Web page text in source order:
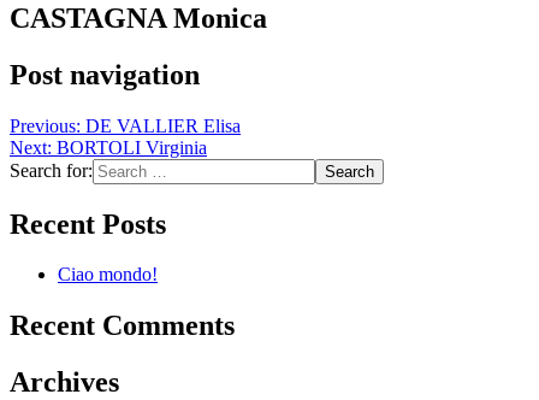
CASTAGNA Monica
Post navigation
Previous: DE VALLIER Elisa
Next: BORTOLI Virginia
Search for:
Recent Posts
Ciao mondo!
Recent Comments
Archives